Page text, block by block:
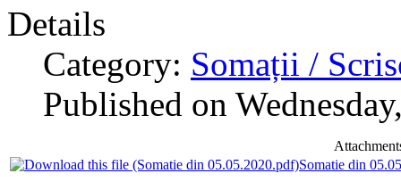
Details
Category: Somații /
Published on
Somatie din